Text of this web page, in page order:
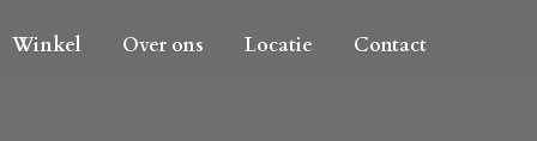
Winkel Over ons Locatie Contact